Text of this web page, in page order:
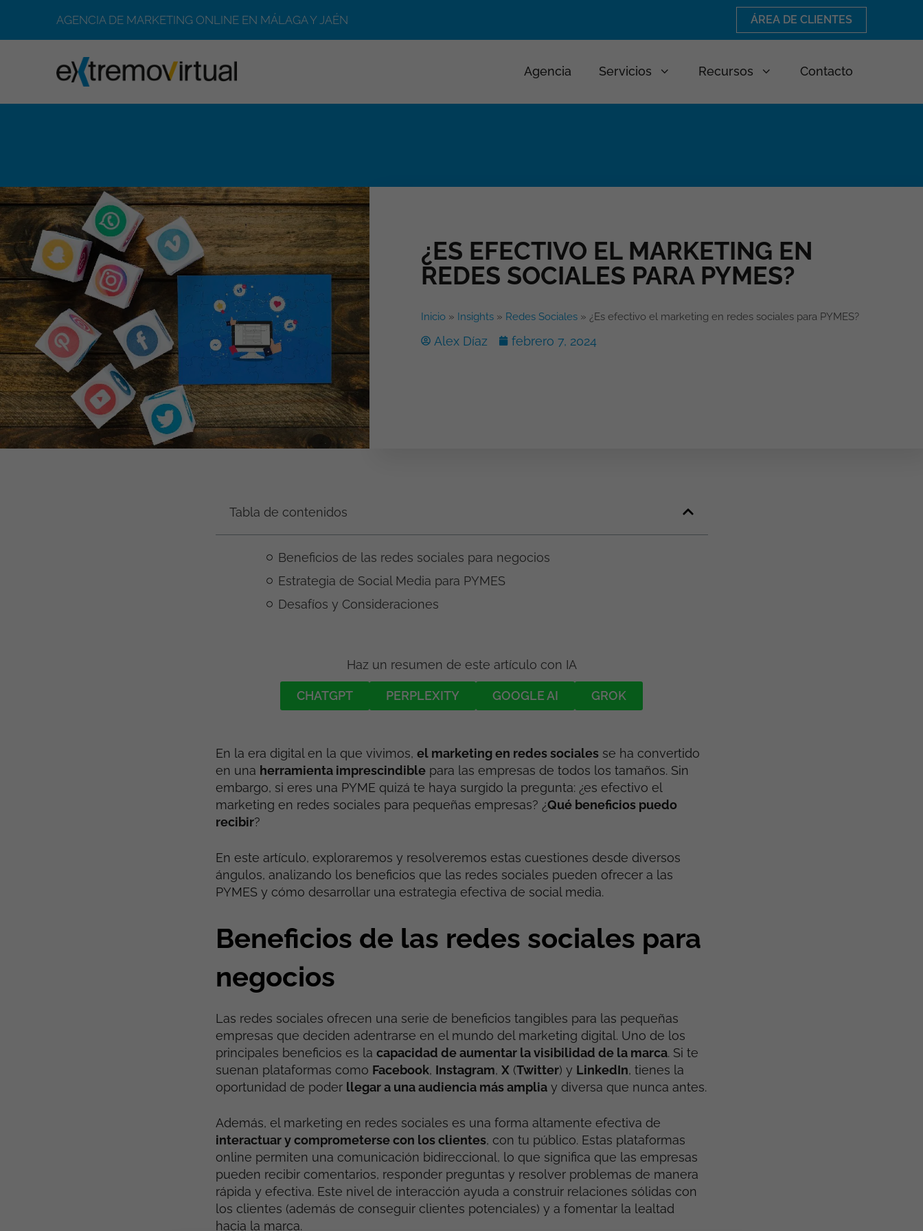
AGENCIA DE MARKETING ONLINE EN MÁLAGA Y JAÉN ÁREA DE CLIENTES
Agencia Servicios Recursos Contacto
¿ES EFECTIVO EL MARKETING EN
REDES SOCIALES PARA PYMES?
Inicio» Insights» Redes Sociales» ¿Es efectivo el marketing en redes sociales para PYMES?
Alex Díaz febrero 7, 2024
Tabla de contenidos
Beneficios de las redes sociales para negocios
Estrategia de Social Media para PYMES
Desafíos y Consideraciones
Haz un resumen de este artículo con IA
CHATGPT PERPLEXITY GOOGLE AI GROK
En la era digital en la que vivimos, el marketing en redes socialesse ha convertido
en una herramienta imprescindiblepara las empresas de todos los tamaños. Sin
embargo, si eres una PYME quizá te haya surgido la pregunta: ¿es efectivo el
marketing en redes sociales para pequeñas empresas? ¿Qué beneficios puedo
recibir?
En este artículo, exploraremos y resolveremos estas cuestiones desde diversos
ángulos, analizando los beneficios que las redes sociales pueden ofrecer a las
PYMES y cómo desarrollar una estrategia efectiva de social media.
Beneficios de las redes sociales para
negocios
Las redes sociales ofrecen una serie de beneficios tangibles para las pequeñas
empresas que deciden adentrarse en el mundo del marketing digital. Uno de los
principales beneficios es la capacidad de aumentar la visibilidad de la marca. Si te
suenan plataformas como Facebook, Instagram, X(Twitter) y LinkedIn, tienes la
oportunidad de poder llegar a una audiencia más ampliay diversa que nunca antes.
Además, el marketing en redes sociales es una forma altamente efectiva de
interactuar y comprometerse con los clientes, con tu público. Estas plataformas
online permiten una comunicación bidireccional, lo que significa que las empresas
pueden recibir comentarios, responder preguntas y resolver problemas de manera
rápida y efectiva. Este nivel de interacción ayuda a construir relaciones sólidas con
los clientes (además de conseguir clientes potenciales) y a fomentar la lealtad
hacia la marca.